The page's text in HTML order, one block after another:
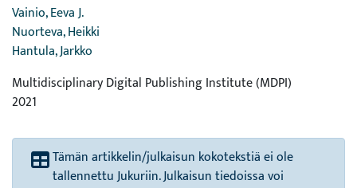
Vainio, Eeva J.
Nuorteva, Heikki
Hantula, Jarkko
Multidisciplinary Digital Publishing Institute (MDPI)
2021
Tämän artikkelin/julkaisun kokotekstiä ei ole
tallennettu Jukuriin. Julkaisun tiedoissa voi